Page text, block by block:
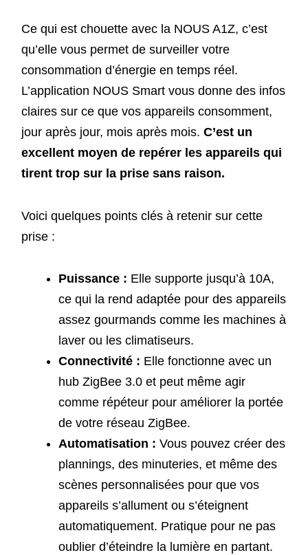
Ce qui est chouette avec la NOUS A1Z, c’est
qu’elle vous permet de surveiller votre
consommation d’énergie en temps réel.
L’application NOUS Smart vous donne des infos
claires sur ce que vos appareils consomment,
jour après jour, mois après mois. C’est un
excellent moyen de repérer les appareils qui
tirent trop sur la prise sans raison.
Voici quelques points clés à retenir sur cette
prise :
Puissance : Elle supporte jusqu’à 10A,
ce qui la rend adaptée pour des appareils
assez gourmands comme les machines à
laver ou les climatiseurs.
Connectivité : Elle fonctionne avec un
hub ZigBee 3.0 et peut même agir
comme répéteur pour améliorer la portée
de votre réseau ZigBee.
Automatisation : Vous pouvez créer des
plannings, des minuteries, et même des
scènes personnalisées pour que vos
appareils s’allument ou s’éteignent
automatiquement. Pratique pour ne pas
oublier d’éteindre la lumière en partant.